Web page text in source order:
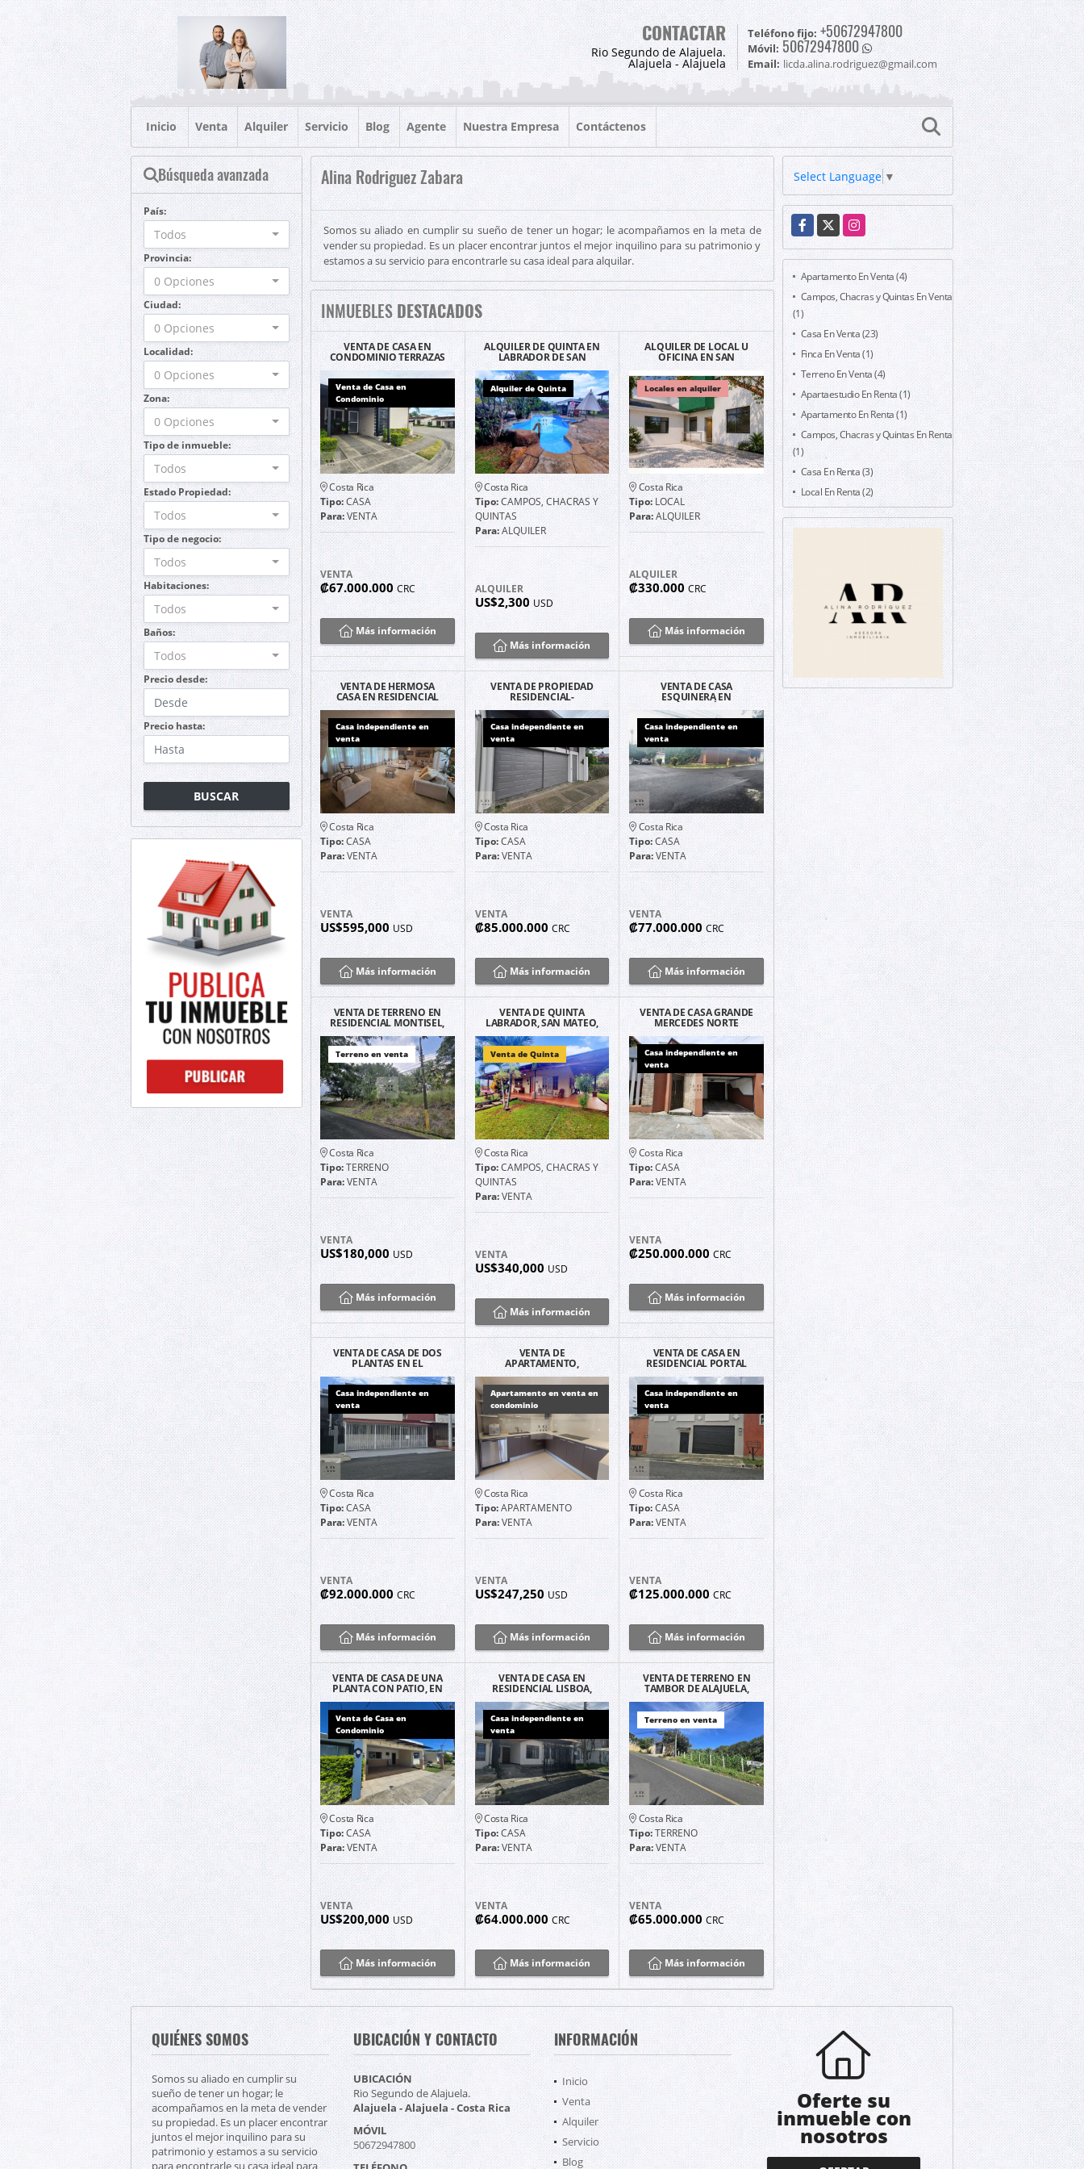
CONTACTAR
Rio Segundo de Alajuela.
Alajuela - Alajuela
Teléfono fijo: +50672947800
Móvil: 50672947800
Email: licda.alina.rodriguez@gmail.com
Inicio Venta Alquiler Servicio Blog Agente Nuestra Empresa Contáctenos
Búsqueda avanzada
País:
Todos
Provincia:
0 Opciones
Ciudad:
0 Opciones
Localidad:
0 Opciones
Zona:
0 Opciones
Tipo de inmueble:
Todos
Estado Propiedad:
Todos
Tipo de negocio:
Todos
Habitaciones:
Todos
Baños:
Todos
Precio desde:
Precio hasta:
BUSCAR
Alina Rodriguez Zabara
Somos su aliado en cumplir su sueño de tener un hogar; le acompañamos en la meta de
vender su propiedad. Es un placer encontrar juntos el mejor inquilino para su patrimonio y
estamos a su servicio para encontrarle su casa ideal para alquilar.
INMUEBLESDESTACADOS
VENTA DE CASA EN
CONDOMINIO TERRAZAS
DEL NORTE, SAN RAFAEL,
ALAJUELA
Venta de Casa en
Condominio
Costa Rica
Tipo:CASA
Para:VENTA
VENTA
₡67.000.000CRC
Más información
ALQUILER DE QUINTA EN
LABRADOR DE SAN
MATEO, ALAJUELA.
Alquiler de Quinta
Costa Rica
Tipo:CAMPOS, CHACRAS Y
QUINTAS
Para:ALQUILER
ALQUILER
US$2,300 USD
Más información
ALQUILER DE LOCAL U
OFICINA EN SAN
LORENZO DE FLORES,
HEREDIA.
Locales en alquiler
Costa Rica
Tipo:LOCAL
Para:ALQUILER
ALQUILER
₡330.000CRC
Más información
VENTA DE HERMOSA
CASA EN RESIDENCIAL
MONTENEGRO,
ALAJUELA
Casa independiente en
venta
Costa Rica
Tipo:CASA
Para:VENTA
VENTA
US$595,000USD
Más información
VENTA DE PROPIEDAD
RESIDENCIAL-
COMERCIAL FRENTE A
RUTA 3, SAN JOAQUÍN
Casa independiente en
venta
Costa Rica
Tipo:CASA
Para:VENTA
VENTA
₡85.000.000CRC
Más información
VENTA DE CASA
ESQUINERA EN
URBANIZACIÓN LA
TRINIDAD, ALAJUELA
Casa independiente en
venta
Costa Rica
Tipo:CASA
Para:VENTA
VENTA
₡77.000.000CRC
Más información
VENTA DE TERRENO EN
RESIDENCIAL MONTISEL,
LA GARITA DE ALAJUELA.
Terreno en venta
Costa Rica
Tipo:TERRENO
Para:VENTA
VENTA
US$180,000USD
Más información
VENTA DE QUINTA
LABRADOR, SAN MATEO,
ALAJUELA.
Venta de Quinta
Costa Rica
Tipo:CAMPOS, CHACRAS Y
QUINTAS
Para:VENTA
VENTA
US$340,000USD
Más información
VENTA DE CASA GRANDE
MERCEDES NORTE
HEREDIA
Casa independiente en
venta
Costa Rica
Tipo:CASA
Para:VENTA
VENTA
₡250.000.000CRC
Más información
VENTA DE CASA DE DOS
PLANTAS EN EL
CORAZON DE TIBAS, SAN
JOSE.
Casa independiente en
venta
Costa Rica
Tipo:CASA
Para:VENTA
VENTA
₡92.000.000CRC
Más información
VENTA DE
APARTAMENTO,
CONDOMINIO VILLA
JADE, TIBAS, S.J.
Apartamento en venta en
condominio
Costa Rica
Tipo:APARTAMENTO
Para:VENTA
VENTA
US$247,250USD
Más información
VENTA DE CASA EN
RESIDENCIAL PORTAL
DEL VALLE, SAN
FRANCISCO, HEREDIA
Casa independiente en
venta
Costa Rica
Tipo:CASA
Para:VENTA
VENTA
₡125.000.000CRC
Más información
VENTA DE CASA DE UNA
PLANTA CON PATIO, EN
CONDOMINIO EN
HEREDIA
Venta de Casa en
Condominio
Costa Rica
Tipo:CASA
Para:VENTA
VENTA
US$200,000 USD
Más información
VENTA DE CASA EN
RESIDENCIAL LISBOA,
ALAJUELA
Casa independiente en
venta
Costa Rica
Tipo:CASA
Para:VENTA
VENTA
₡64.000.000CRC
Más información
VENTA DE TERRENO EN
TAMBOR DE ALAJUELA,
QUINTAS LA GARITA.
Terreno en venta
Costa Rica
Tipo:TERRENO
Para:VENTA
VENTA
₡65.000.000CRC
Más información
Select Language ▼
Facebook
X Instagram
Apartamento En Venta (4)
Campos, Chacras y Quintas En Venta
(1)
Casa En Venta (23)
Finca En Venta (1)
Terreno En Venta (4)
Apartaestudio En Renta (1)
Apartamento En Renta (1)
Campos, Chacras y Quintas En Renta
(1)
Casa En Renta (3)
Local En Renta (2)
QUIÉNES SOMOS
Somos su aliado en cumplir su
sueño de tener un hogar; le
acompañamos en la meta de vender
su propiedad. Es un placer encontrar
juntos el mejor inquilino para su
patrimonio y estamos a su servicio
para encontrarle su casa ideal para
UBICACIÓN Y CONTACTO
UBICACIÓN
Rio Segundo de Alajuela.
Alajuela - Alajuela - Costa Rica
MÓVIL
50672947800
INFORMACIÓN
Inicio
Venta
Alquiler
Servicio
Blog
Oferte su
inmueble con
nosotros